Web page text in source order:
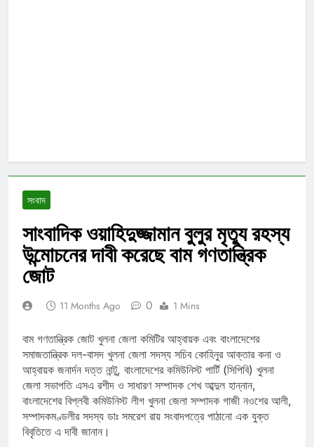
সংবাদ
সাংবাদিক ওয়াহিদুজ্জামান বুলুর মৃত্যু রহস্য
উন্মোচনের দাবী করেছে বাম গণতান্ত্রিক
জোট
11 Months Ago 0 1 Mins
বাম গণতান্ত্রিক জোট খুলনা জেলা কমিটির আহ্বায়ক এবং বাংলাদেশের
সমাজতান্ত্রিক দল-বাসদ খুলনা জেলা সদস্য সচিব কোহিনুর আক্তার কনা ও
আহ্বায়ক জনার্দন দত্ত নান্টু, বাংলাদেশের কমিউনিস্ট পার্টি (সিপিবি) খুলনা
জেলা সভাপতি এসএ রশীদ ও সাধারণ সম্পাদক শেখ আব্দুল হান্নান,
বাংলাদেশের বিপ্লবী কমিউনিস্ট লীগ খুলনা জেলা সম্পাদক গাজী নওশের আলী,
সম্পাদকমণ্ডলীর সদস্য ডাঃ সমরেশ রায় সংবাদপত্রে পাঠানো এক যুক্ত
বিবৃতিতে এ দাবী জানান।